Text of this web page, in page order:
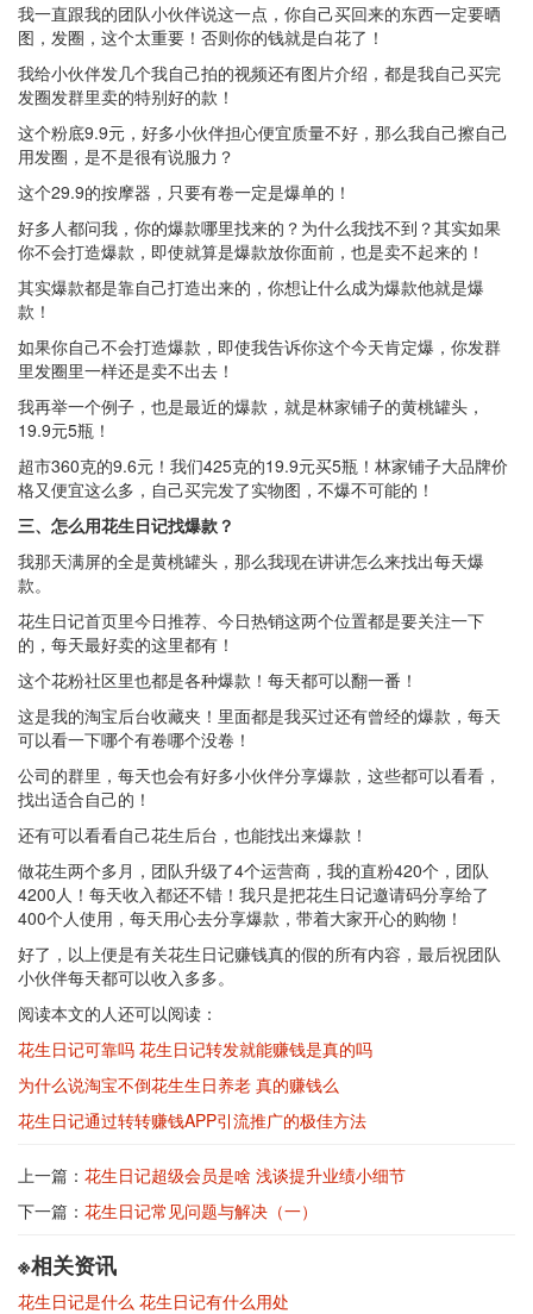
我一直跟我的团队小伙伴说这一点，你自己买回来的东西一定要晒
图，发圈，这个太重要！否则你的钱就是白花了！
我给小伙伴发几个我自己拍的视频还有图片介绍，都是我自己买完
发圈发群里卖的特别好的款！
这个粉底9.9元，好多小伙伴担心便宜质量不好，那么我自己擦自己
用发圈，是不是很有说服力？
这个29.9的按摩器，只要有卷一定是爆单的！
好多人都问我，你的爆款哪里找来的？为什么我找不到？其实如果
你不会打造爆款，即使就算是爆款放你面前，也是卖不起来的！
其实爆款都是靠自己打造出来的，你想让什么成为爆款他就是爆
款！
如果你自己不会打造爆款，即使我告诉你这个今天肯定爆，你发群
里发圈里一样还是卖不出去！
我再举一个例子，也是最近的爆款，就是林家铺子的黄桃罐头，
19.9元5瓶！
超市360克的9.6元！我们425克的19.9元买5瓶！林家铺子大品牌价
格又便宜这么多，自己买完发了实物图，不爆不可能的！
三、怎么用花生日记找爆款？
我那天满屏的全是黄桃罐头，那么我现在讲讲怎么来找出每天爆
款。
花生日记首页里今日推荐、今日热销这两个位置都是要关注一下
的，每天最好卖的这里都有！
这个花粉社区里也都是各种爆款！每天都可以翻一番！
这是我的淘宝后台收藏夹！里面都是我买过还有曾经的爆款，每天
可以看一下哪个有卷哪个没卷！
公司的群里，每天也会有好多小伙伴分享爆款，这些都可以看看，
找出适合自己的！
还有可以看看自己花生后台，也能找出来爆款！
做花生两个多月，团队升级了4个运营商，我的直粉420个，团队
4200人！每天收入都还不错！我只是把花生日记邀请码分享给了
400个人使用，每天用心去分享爆款，带着大家开心的购物！
好了，以上便是有关花生日记赚钱真的假的所有内容，最后祝团队
小伙伴每天都可以收入多多。
阅读本文的人还可以阅读：
花生日记可靠吗 花生日记转发就能赚钱是真的吗
为什么说淘宝不倒花生生日养老 真的赚钱么
花生日记通过转转赚钱APP引流推广的极佳方法
上一篇： 花生日记超级会员是啥 浅谈提升业绩小细节
下一篇： 花生日记常见问题与解决（一）
※相关资讯
花生日记是什么 花生日记有什么用处